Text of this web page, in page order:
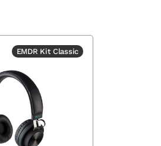
EMDR Kit Classic